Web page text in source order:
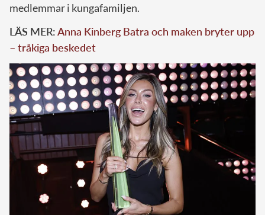
medlemmar i kungafamiljen.
LÄS MER:Anna Kinberg Batra och maken bryter upp
– tråkiga beskedet